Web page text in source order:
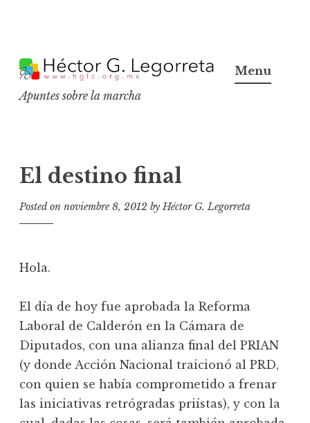
k
p
c
o
n
t
n
Apuntes sobre la marcha
Menu
El destino final
Posted on noviembre 8, 2012 byHéctor G. Legorreta
Hola.
El día de hoy fue aprobada la Reforma
Laboral de Calderón en la Cámara de
Diputados, con una alianza final del PRIAN
(y donde Acción Nacional traicionó al PRD,
con quien se había comprometido a frenar
las iniciativas retrógradas priístas), y con la